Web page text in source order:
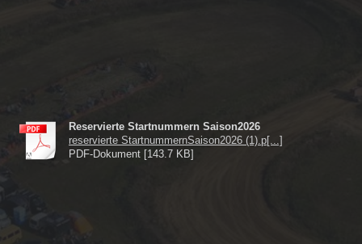
Reservierte Startnummern Saison2026
reservierte StartnummernSaison2026 (1).p[...]
PDF-Dokument [143.7 KB]